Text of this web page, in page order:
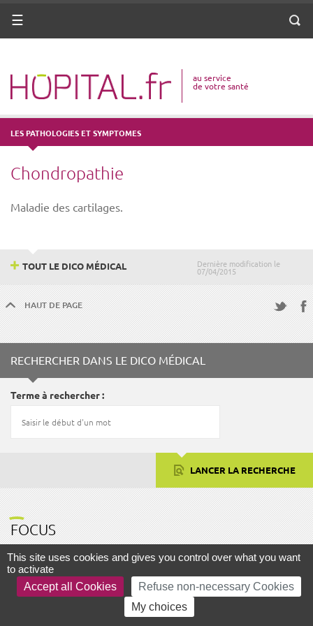
ANNUAIRE
VOTRE SANTÉ
DROITS & DÉMARCHES
MISSIONS
MÉTIERS
Menu
au service
de votre santé
LES PATHOLOGIES ET SYMPTOMES
Chondropathie
Maladie des cartilages.
Dernière modification le
07/04/2015
TOUT LE DICO MÉDICAL
HAUT DE PAGE
RECHERCHER DANS LE DICO MÉDICAL
Terme à rechercher
LANCER LA RECHERCHE
FOCUS
PLAN DU SITE MENTIONS LÉGALES
This site uses cookies and gives you control over what you want
to activate
Accept all Cookies
Refuse non-necessary Cookies
My choices